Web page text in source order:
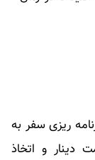
ریزی سفر به
دینار و اتخاذ